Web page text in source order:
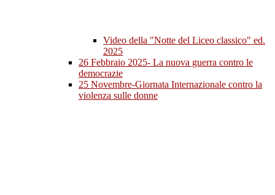
Video della "Notte del Liceo classico" ed.
2025
26 Febbraio 2025- La nuova guerra contro le
democrazie
25 Novembre-Giornata Internazionale contro la
violenza sulle donne